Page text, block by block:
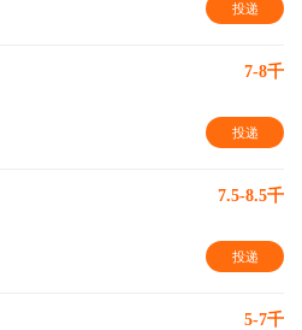
投递
7-8千
投递
7.5-8.5千
投递
5-7千